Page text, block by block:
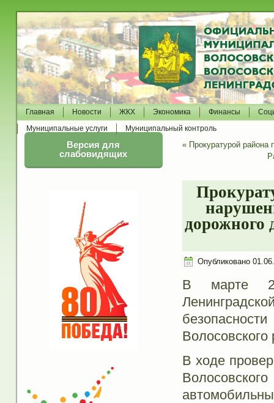
Главная Новости ЖКХ Экономика Финансы
Муниципальные услуги
Муниципальный контроль
Версия для
слабовидящих
« Прокуратурой района
дорожного
Опубликовано
В марте
Волосовского
В ходе